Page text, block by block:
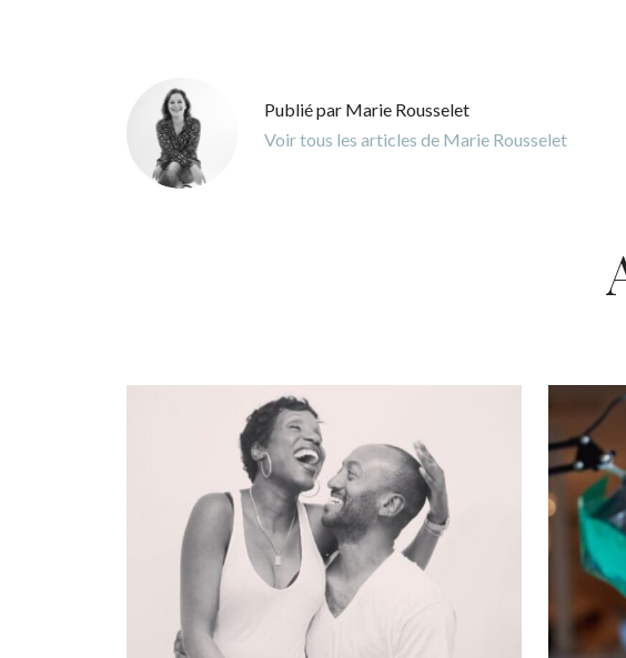
Publié par Marie Rousselet
Voir tous les articles de Marie Rousselet